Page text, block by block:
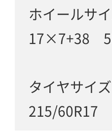
ホイールサ
17×7+38
タイヤサイズ
215/60R17